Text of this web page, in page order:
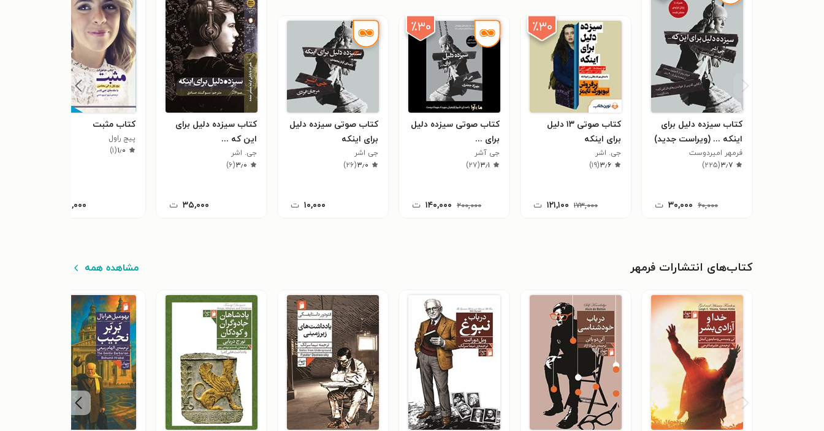
کتاب سیزده دلیل برای
اینکه ... (ویراست جدید)
فرمهر امیردوست
۳٫۷(۲۲۵)
۶۰,۰۰۰ ۳۰,۰۰۰ ت
٪۳۰
کتاب صوتی ۱۳ دلیل
برای اینکه
جی. اشر
۳٫۶(۱۹)
۱۷۳,۰۰۰ ۱۲۱,۱۰۰ ت
٪۳۰
کتاب صوتی سیزده دلیل
برای ...
جی آشر
۳٫۱(۲۷)
۲۰۰,۰۰۰ ۱۴۰,۰۰۰ ت
کتاب صوتی سیزده دلیل
برای اینکه
جی اشر
۳٫۰(۲۶)
۱۰,۰۰۰ ت
کتاب سیزده دلیل برای
این که ...
جی. اشر
۳٫۰(۶)
۳۵,۰۰۰ ت
کتاب مثبت
پیج راول
۱٫۰(۱)
۲۵,۰۰۰
کتاب‌های انتشارات فرمهر مشاهده همه